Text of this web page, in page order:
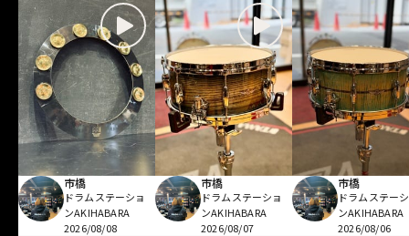
市橋
ドラムステーショ
ンAKIHABARA
2026/08/08
市橋
ドラムステーショ
ンAKIHABARA
2026/08/07
市橋
ドラムステー
ンAKIHABARA
2026/08/06